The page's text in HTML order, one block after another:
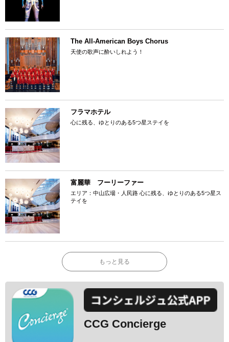
The All-American Boys Chorus
天使の歌声に酔いしれよう！
フラマホテル
心に残る、ゆとりのある5つ星ステイを
富麗華 フーリーファー
エリア：中山広場・人民路 心に残る、ゆとりのある5つ星ス
テイを
もっと見る
CCG Concierge